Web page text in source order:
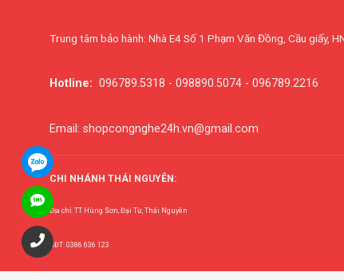
Trung tâm bảo hành: Nhà E4 Số 1 Phạm Văn Đồng, Cầu giấy,
Hotline: 096789.5318 - 098890.5074 - 096789.2216
Email: shopcongnghe24h.vn@gmail.com
CHI NHÁNH THÁI NGUYÊN:
Địa chỉ: TT Hùng Sơn, Đại Từ, Thái Nguyên
SĐT: 0386 636 123